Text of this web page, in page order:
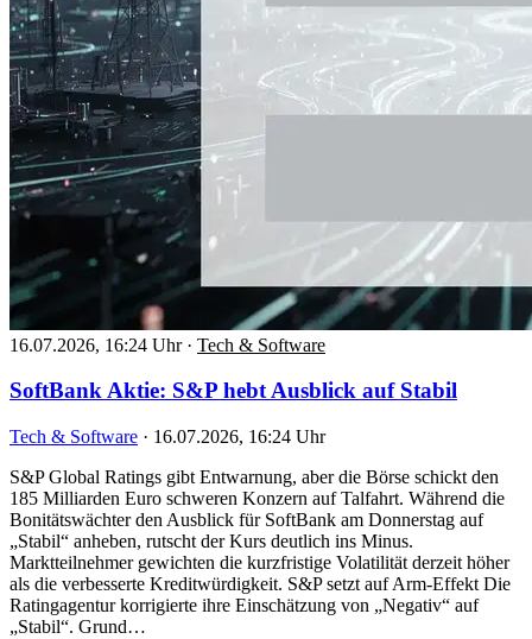
16.07.2026, 16:24 Uhr · Tech & Software
SoftBank Aktie: S&P hebt Ausblick auf Stabil
Tech & Software · 16.07.2026, 16:24 Uhr
S&P Global Ratings gibt Entwarnung, aber die Börse schickt den
185 Milliarden Euro schweren Konzern auf Talfahrt. Während die
Bonitätswächter den Ausblick für SoftBank am Donnerstag auf
„Stabil“ anheben, rutscht der Kurs deutlich ins Minus.
Marktteilnehmer gewichten die kurzfristige Volatilität derzeit höher
als die verbesserte Kreditwürdigkeit. S&P setzt auf Arm-Effekt Die
Ratingagentur korrigierte ihre Einschätzung von „Negativ“ auf
„Stabil“. Grund…